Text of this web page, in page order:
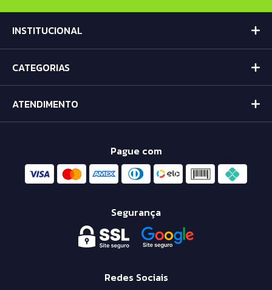
INSTITUCIONAL
CATEGORIAS
ATENDIMENTO
Pague com
Segurança
Redes Sociais